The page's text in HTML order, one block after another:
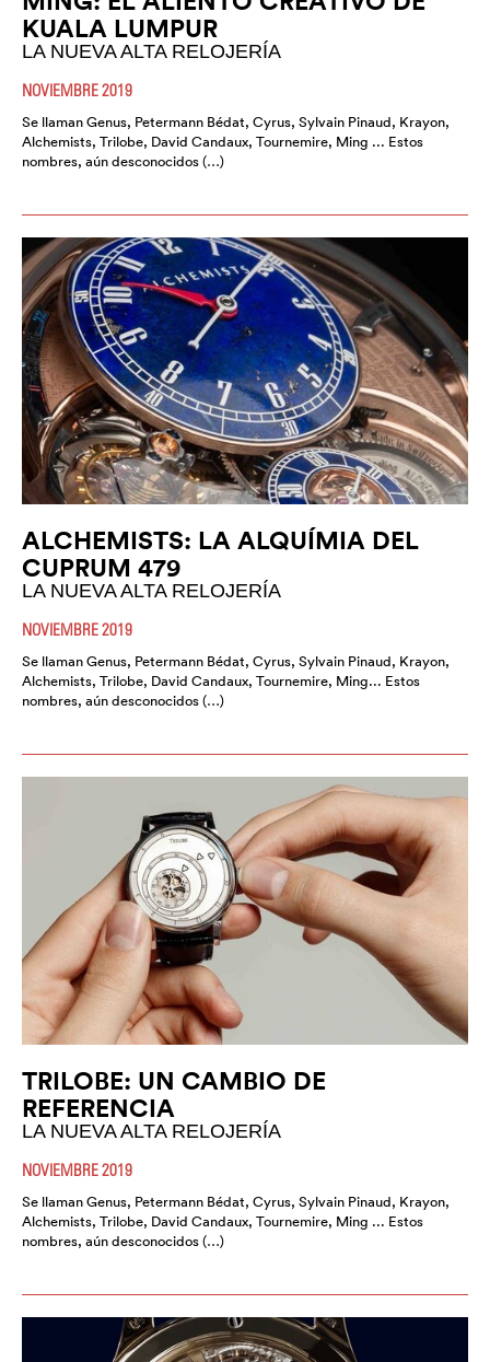
KUALA LUMPUR
LA NUEVA ALTA RELOJERÍA
NOVIEMBRE 2019
Se llaman Genus, Petermann Bédat, Cyrus, Sylvain Pinaud, Krayon,
Alchemists, Trilobe, David Candaux, Tournemire, Ming ... Estos
nombres, aún desconocidos (…)
ALCHEMISTS: LA ALQUÍMIA DEL
CUPRUM 479
LA NUEVA ALTA RELOJERÍA
NOVIEMBRE 2019
Se llaman Genus, Petermann Bédat, Cyrus, Sylvain Pinaud, Krayon,
Alchemists, Trilobe, David Candaux, Tournemire, Ming... Estos
nombres, aún desconocidos (…)
TRILOBE: UN CAMBIO DE
REFERENCIA
LA NUEVA ALTA RELOJERÍA
NOVIEMBRE 2019
Se llaman Genus, Petermann Bédat, Cyrus, Sylvain Pinaud, Krayon,
Alchemists, Trilobe, David Candaux, Tournemire, Ming ... Estos
nombres, aún desconocidos (…)